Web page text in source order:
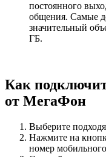
постоянного
общения. Самые
значительный
ГБ.
Как
от МегаФон
Выберите
Нажмите на
номер